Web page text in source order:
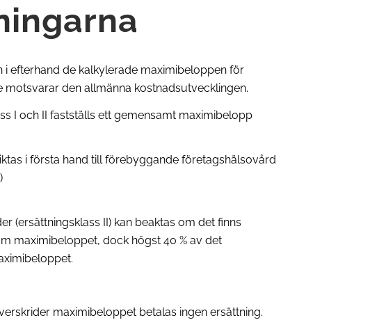
i efterhand de kalkylerade maximibeloppen för
motsvarar den allmänna kostnadsutvecklingen.
I och II fastställs ett gemensamt maximibelopp
i första hand till förebyggande företagshälsovård
(ersättningsklass II) kan beaktas om det finns
maximibeloppet, dock högst 40 % av det
maximibeloppet betalas ingen ersättning.